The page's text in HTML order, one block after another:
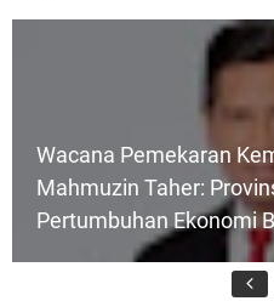
Wacana Pemekaran
Mahmuzin Taher:
Pertumbuhan Ekonomi